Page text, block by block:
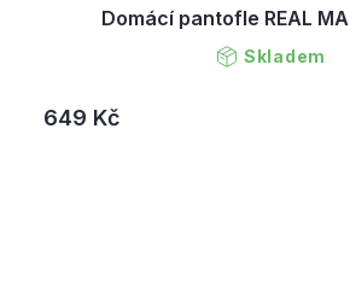
Domácí pantofle REAL
Skladem
649 Kč